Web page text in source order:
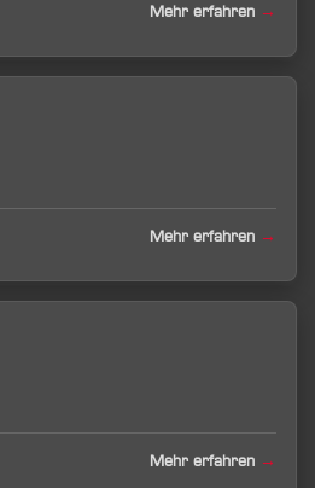
Mehr erfahren
Mehr erfahren
Mehr erfahren